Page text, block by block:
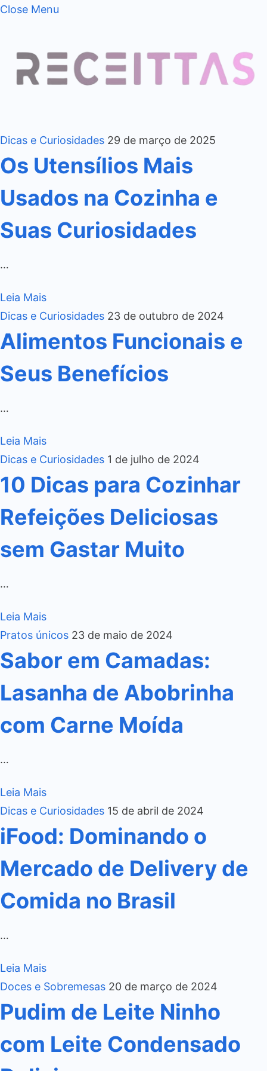
Close Menu
Dicas e Curiosidades 29 de março de 2025
Os Utensílios Mais
Usados na Cozinha e
Suas Curiosidades
…
Leia Mais
Dicas e Curiosidades 23 de outubro de 2024
Alimentos Funcionais e
Seus Benefícios
…
Leia Mais
Dicas e Curiosidades 1 de julho de 2024
10 Dicas para Cozinhar
Refeições Deliciosas
sem Gastar Muito
…
Leia Mais
Pratos únicos 23 de maio de 2024
Sabor em Camadas:
Lasanha de Abobrinha
com Carne Moída
…
Leia Mais
Dicas e Curiosidades 15 de abril de 2024
iFood: Dominando o
Mercado de Delivery de
Comida no Brasil
…
Leia Mais
Doces e Sobremesas 20 de março de 2024
Pudim de Leite Ninho
com Leite Condensado